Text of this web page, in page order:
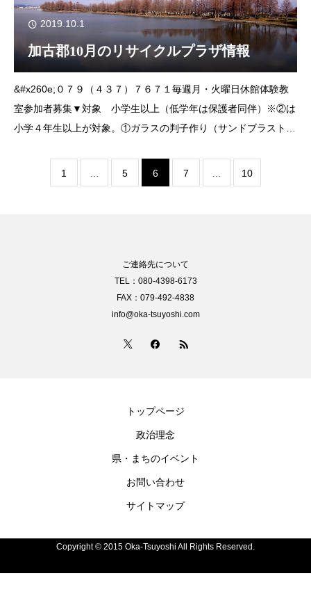
2019.10.1
加古郡10月のリサイクルプラザ情報
&#x260e;０７９（４３７）７６７１毎週月・火曜日休館体験教
室参加者募集▼対象 小学生以上（低学年は保護者同伴）※②は
小学４年生以上が対象。①ガラスの判子作り（サンドブラスト）
1 5 6 7 10
ご連絡先について
TEL：080-4398-6173
FAX：079-492-4838
info@oka-tsuyoshi.com
トップページ
政治理念
県・まちのイベント
お問い合わせ
サイトマップ
Copyright © 2015 Oka-Tsuyoshi All Rights Reserved.